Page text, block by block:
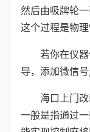
然后由吸牌轮
这个过程是物理
若你在仪
导，添加微信
海口上门
一般是指通过